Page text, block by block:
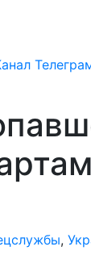
,